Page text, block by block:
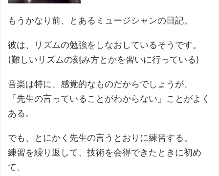
もうかなり前、とあるミュージシャンの日記。
彼は、リズムの勉強をしなおしているそうです。
(難しいリズムの刻み方とかを習いに行っている)
音楽は特に、感覚的なものだからでしょうが、
「先生の言っていることがわからない」ことがよく
ある。
でも、とにかく先生の言うとおりに練習する。
練習を繰り返して、技術を会得できたときに初め
て、